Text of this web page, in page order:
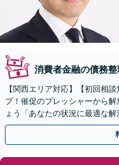
消費者金融の債務整
【関西エリア対応】【初回相
プ！催促のプレッシャーから
ょう「あなたの状況に最適な
個人再生／時効の援用／過払